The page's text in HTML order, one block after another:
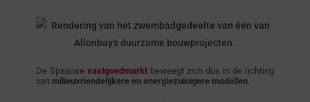
De Spaanse vastgoedmarktbeweegt zich dus in de richting
van milieuvriendelijkere en energiezuinigere modellen.